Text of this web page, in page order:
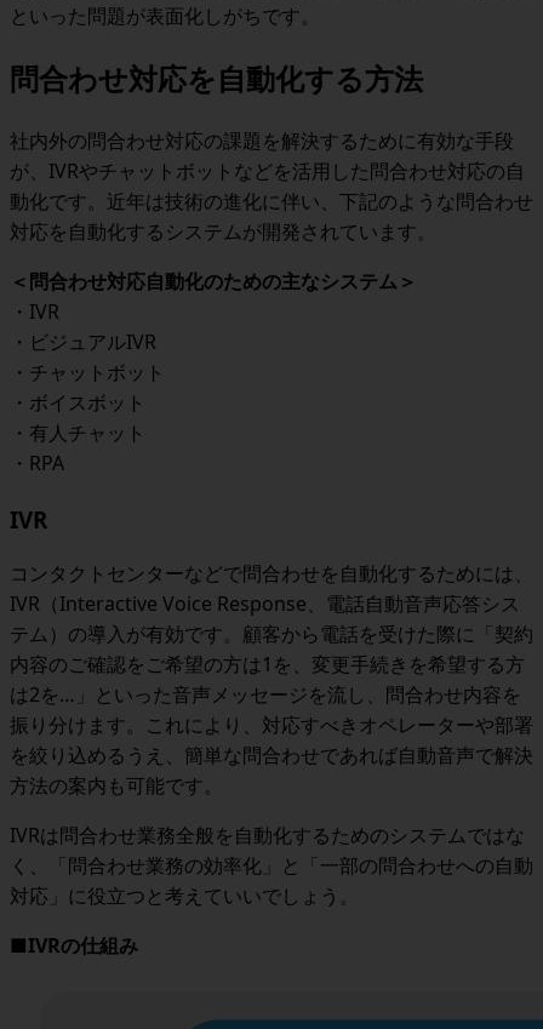
といった問題が表面化しがちです。
問合わせ対応を自動化する方法
社内外の問合わせ対応の課題を解決するために有効な手段
が、IVRやチャットボットなどを活用した問合わせ対応の自
動化です。近年は技術の進化に伴い、下記のような問合わせ
対応を自動化するシステムが開発されています。
＜問合わせ対応自動化のための主なシステム＞
・IVR
・ビジュアルIVR
・チャットボット
・ボイスボット
・有人チャット
・RPA
IVR
コンタクトセンターなどで問合わせを自動化するためには、
IVR（Interactive Voice Response、電話自動音声応答シス
テム）の導入が有効です。顧客から電話を受けた際に「契約
内容のご確認をご希望の方は1を、変更手続きを希望する方
は2を…」といった音声メッセージを流し、問合わせ内容を
振り分けます。これにより、対応すべきオペレーターや部署
を絞り込めるうえ、簡単な問合わせであれば自動音声で解決
方法の案内も可能です。
IVRは問合わせ業務全般を自動化するためのシステムではな
く、「問合わせ業務の効率化」と「一部の問合わせへの自動
対応」に役立つと考えていいでしょう。
■IVRの仕組み